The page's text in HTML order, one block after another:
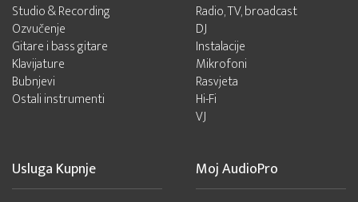
Studio & Recording
Ozvučenje
Gitare i bass gitare
Klavijature
Bubnjevi
Ostali instrumenti
Radio, TV, broadcast
DJ
Instalacije
Mikrofoni
Rasvjeta
Hi-Fi
VJ
Usluga Kupnje Moj AudioPro